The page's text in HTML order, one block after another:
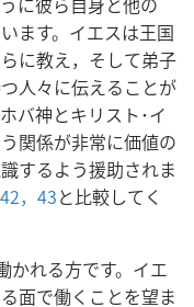
ます。イエスは王国
に教え，そして弟子
人々に伝えることが
バ神とキリスト･イ
関係が非常に価値の
するよう援助されま
42，43と比較してく
かれる方です。イエ
面で働くことを望ま